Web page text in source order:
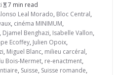
7 min read
Leal Morado, Bloc Central,
, cinéma MINIMUM,
, Djamel Benghazi, Isabelle Vallon,
Ecoffey, Julien Opoix,
, Miguel Blanc, milieu carcéral,
Bois-Mermet, re-enactment,
, Suisse, Suisse romande,